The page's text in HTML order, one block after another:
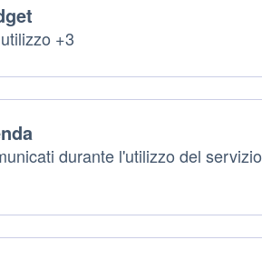
+3
durante l'utilizzo del servizio